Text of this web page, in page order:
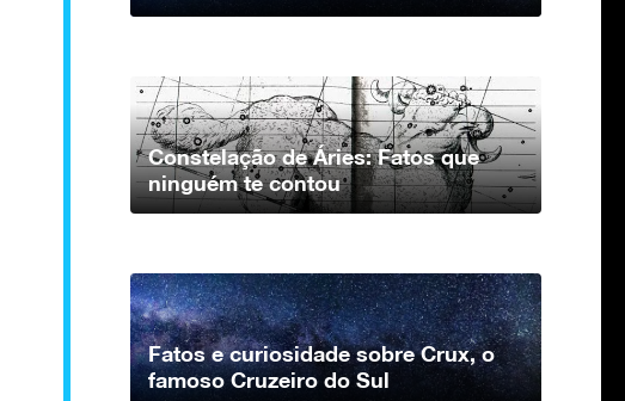
Constelação de Áries: Fatos que
ninguém te contou
Fatos e curiosidade sobre Crux, o
famoso Cruzeiro do Sul